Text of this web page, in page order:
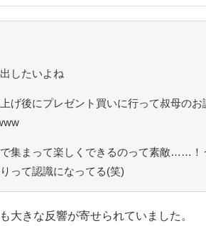
したいよね
げ後にプレゼント買いに行って叔母のお
集まって楽しくできるのって素敵……！
って認識になってる(笑)
大きな反響が寄せられていました。